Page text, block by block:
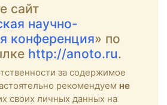
сайт
научно-
конференция» по
http://anoto.ru.
за содержимое
рекомендуем не
своих личных данных на